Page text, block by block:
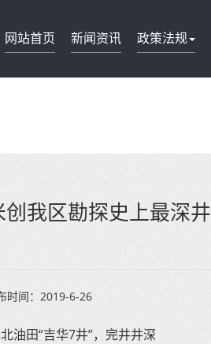
网站首页 新闻资讯 政策法规
我区勘探史上最深井
时间：2019-6-26
油田“吉华7井”，完井井深